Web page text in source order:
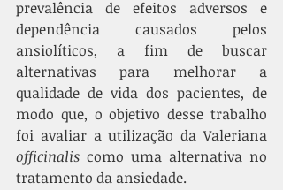
prevalência de efeitos adversos e
dependência causados pelos
ansiolíticos, a fim de buscar
alternativas para melhorar a
qualidade de vida dos pacientes, de
modo que, o objetivo desse trabalho
officinalis como uma alternativa no
tratamento da ansiedade.